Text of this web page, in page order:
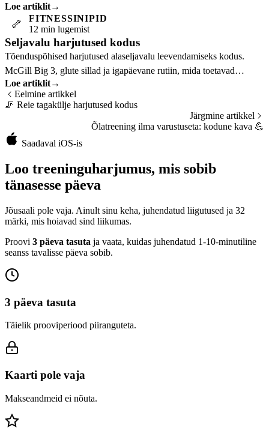
Loe artiklit→
🦴
FITNESSINIPID
12 min lugemist
Seljavalu harjutused kodus
Tõenduspõhised harjutused alaseljavalu leevendamiseks kodus.
McGill Big 3, glute sillad ja igapäevane rutiin, mida toetavad
uuringud.
Loe artiklit→
Eelmine artikkel
🦵 Reie tagakülje harjutused kodus
Järgmine artikkel
Õlatreening ilma varustuseta: kodune kava 💪
Saadaval iOS-is
Loo treeninguharjumus, mis sobib
tänasesse päeva
Jõusaali pole vaja. Ainult sinu keha, juhendatud liigutused ja 32
märki, mis hoiavad sind liikumas.
Proovi 3 päeva tasuta ja vaata, kuidas juhendatud 1-10-minutiline
seanss tavalisse päeva sobib.
3 päeva tasuta
Täielik prooviperiood piiranguteta.
Kaarti pole vaja
Makseandmeid ei nõuta.